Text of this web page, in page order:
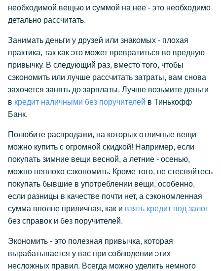
необходимой вещью и суммой на нее - это необходимо
детально рассчитать.
Занимать деньги у друзей или знакомых - плохая
практика, так как это может превратиться во вредную
привычку. В следующий раз, вместо того, чтобы
сэкономить или лучше рассчитать затраты, вам снова
захочется занять до зарплаты. Лучше возьмите деньги
в кредит наличными без поручителей в Тинькофф
Банк.
Полюбите распродажи, на которых отличные вещи
можно купить с огромной скидкой! Например, если
покупать зимние вещи весной, а летние - осенью,
можно неплохо сэкономить. Кроме того, не стесняйтесь
покупать бывшие в употреблении вещи, особенно,
если разницы в качестве почти нет, а сэкономленная
сумма вполне приличная, как и взять кредит под залог
без справок и без поручителей.
Экономить - это полезная привычка, которая
вырабатывается у вас при соблюдении этих
несложных правил. Всегда можно уделить немного